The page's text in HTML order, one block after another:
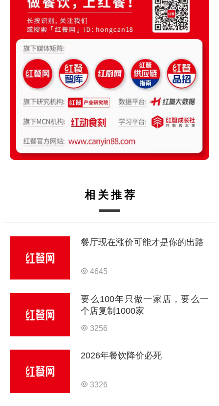
相关推荐
餐厅现在涨价可能才是你的出路
4645
要么100年只做一家店，要么一
个店复制1000家
3256
2026年餐饮降价必死
3326